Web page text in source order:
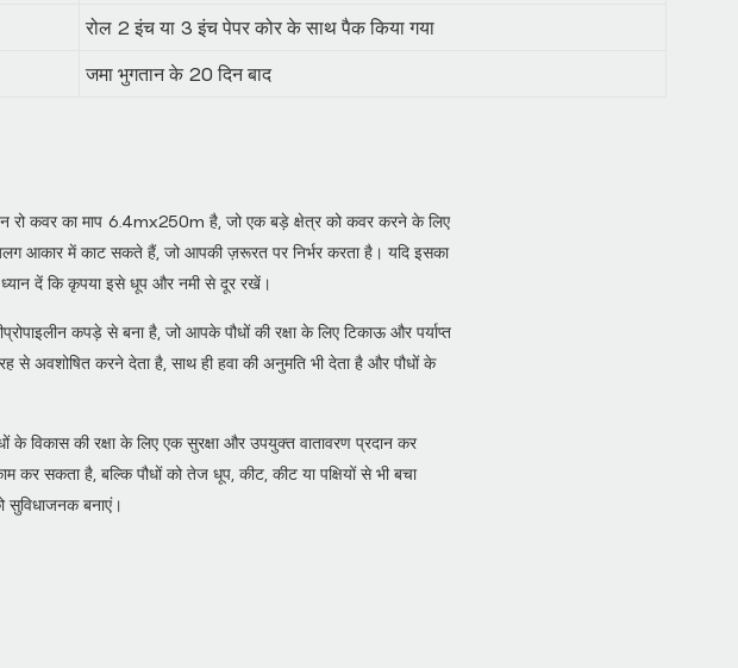
रोल 2 इंच या 3 इंच पेपर कोर के साथ पैक किया गया
जमा भुगतान के 20 दिन बाद
रो कवर का माप 6.4mx250m है, जो एक बड़े क्षेत्र को कवर करने के लिए
में काट सकते हैं, जो आपकी ज़रूरत पर निर्भर करता है। यदि इसका
ध्यान दें कि कृपया इसे धूप और नमी से दूर रखें।
कपड़े से बना है, जो आपके पौधों की रक्षा के लिए टिकाऊ और पर्याप्त
से अवशोषित करने देता है, साथ ही हवा की अनुमति भी देता है और पौधों के
विकास की रक्षा के लिए एक सुरक्षा और उपयुक्त वातावरण प्रदान कर
सकता है, बल्कि पौधों को तेज धूप, कीट, कीट या पक्षियों से भी बचा
सुविधाजनक बनाएं।